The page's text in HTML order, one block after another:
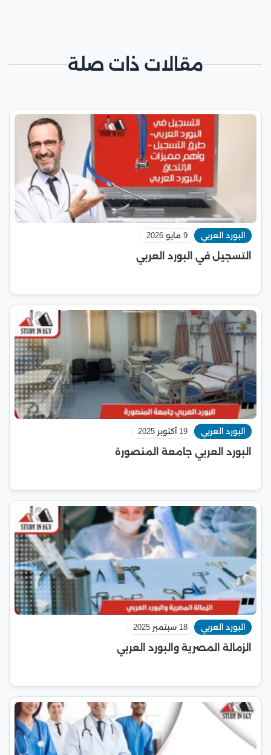
مقالات ذات صلة
البورد العربي 9 مايو 2026
التسجيل في البورد العربي
البورد العربي 19 أكتوبر 2025
البورد العربي جامعة المنصورة
البورد العربي 18 سبتمبر 2025
الزمالة المصرية والبورد العربي